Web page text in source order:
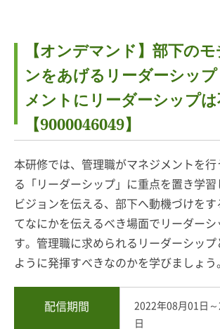
【オンデマンド】部下の
ンをあげるリーダーシッ
メントにリーダーシップは
【9000046049】
本研修では、管理職がマネジメントを行
る「リーダーシップ」に重点を置き学習
ビジョンを伝える、部下へ動機づけをす
てなにかを伝えるべき場面でリーダーシ
す。管理職に求められるリーダーシップ
ように発揮すべきなのかを学びましょう
配信期間
2022年08月01日
日